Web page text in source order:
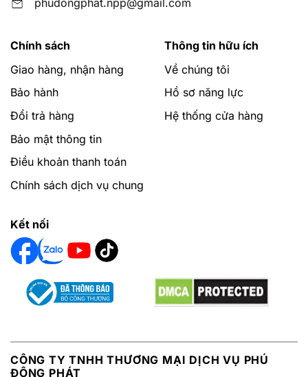
phudongphat.npp@gmail.com
Chính sách
Giao hàng, nhận hàng
Bảo hành
Đổi trả hàng
Bảo mật thông tin
Điều khoản thanh toán
Chính sách dịch vụ chung
Thông tin hữu ích
Về chúng tôi
Hồ sơ năng lực
Hệ thống cửa hàng
Kết nối
CÔNG TY TNHH THƯƠNG MẠI DỊCH VỤ PHÚ
ĐÔNG PHÁT